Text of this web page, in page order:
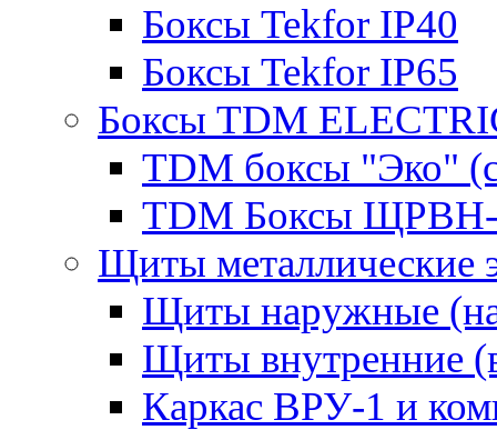
Боксы Tekfor IP40
Боксы Tekfor IP65
Боксы TDM
TDM боксы "Эко"
TDM Боксы
Щиты металлические
Щиты наружные
Щиты внутренние
Каркас ВРУ-1 и